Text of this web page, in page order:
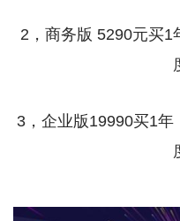
2，商务版 5290元买1
3，企业版19990买1